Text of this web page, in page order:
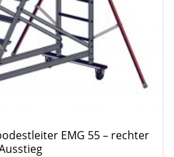
EMG 55 – rechter